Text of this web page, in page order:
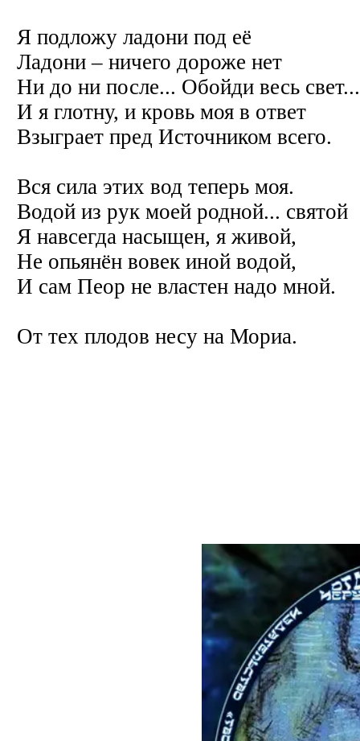
Я подложу ладони под её
Ладони – ничего дороже нет
Ни до ни после... Обойди весь свет...
И я глотну, и кровь моя в ответ
Взыграет пред Источником всего.
Вся сила этих вод теперь моя.
Водой из рук моей родной... святой
Я навсегда насыщен, я живой,
Не опьянён вовек иной водой,
И сам Пеор не властен надо мной.
От тех плодов несу на Мориа.